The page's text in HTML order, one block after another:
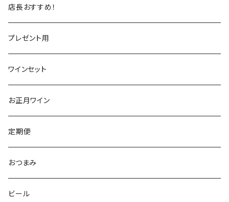
トスカーナ
ヴェネト
スペイン
リオハ
トロ
アメリカ
カリフォルニア
オレゴン
ニュージーランド
オーストラリア
チリ
ドイツ
アルゼンチン
トスカーナ
ピエモンテ
シチリア
スペイン
カリニェナ
ドイツ
ニュージーランド
アメリカ
カリフォルニア
オレゴン
南アフリカ
オーストリア
チリ
イギリス
ドイツ
アメリカ
オーストラリア
店長おすすめ！
プレゼント用
ワインセット
お正月ワイン
定期便
おつまみ
ビール